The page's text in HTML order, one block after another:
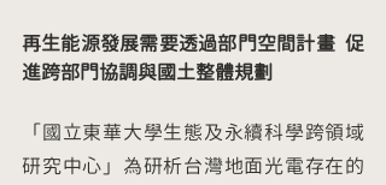
再生能源發展需要透過部門空間計畫 促
進跨部門協調與國土整體規劃
「國立東華大學生態及永續科學跨領域
研究中心」為研析台灣地面光電存在的